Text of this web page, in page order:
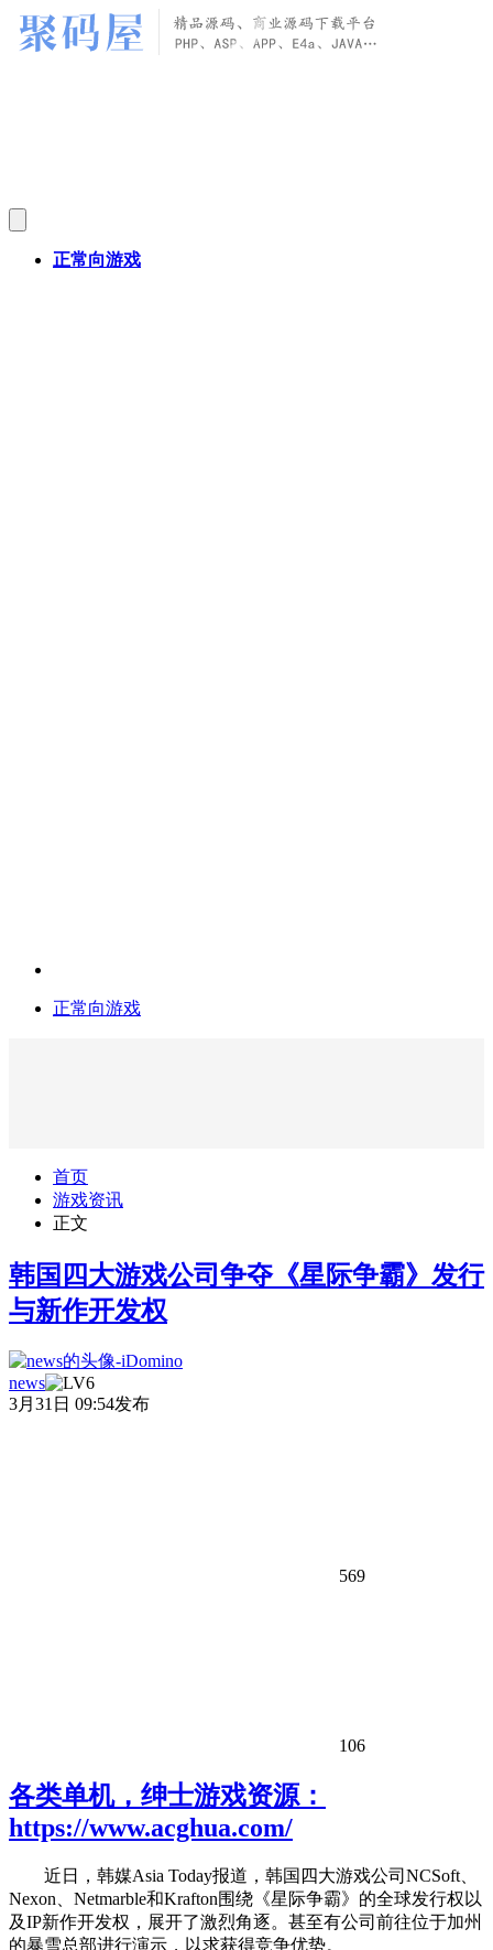
正常向游戏
正常向游戏
首页
游戏资讯
正文
韩国四大游戏公司争夺《星际争霸》发行
与新作开发权
news
3月31日 09:54发布
569
106
各类单机，绅士游戏资源：
https://www.acghua.com/
近日，韩媒Asia Today报道，韩国四大游戏公司NCSoft、
Nexon、Netmarble和Krafton围绕《星际争霸》的全球发行权以
及IP新作开发权，展开了激烈角逐。甚至有公司前往位于加州
的暴雪总部进行演示，以求获得竞争优势。